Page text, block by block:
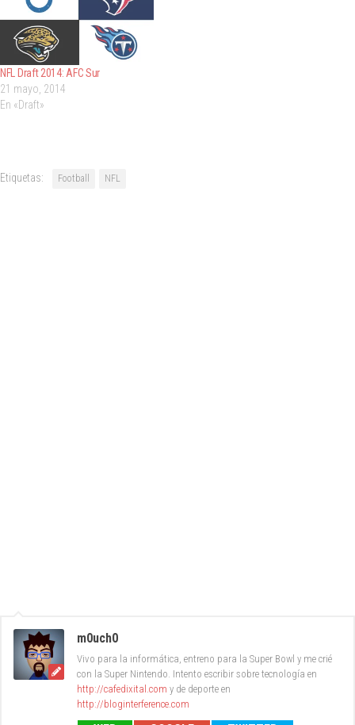
NFL Draft 2014: AFC Sur
21 mayo, 2014
En «Draft»
Etiquetas: Football NFL
m0uch0
Vivo para la informática, entreno para la Super Bowl y me crié
con la Super Nintendo. Intento escribir sobre tecnología en
http://cafedixital.com y de deporte en
http://bloginterference.com